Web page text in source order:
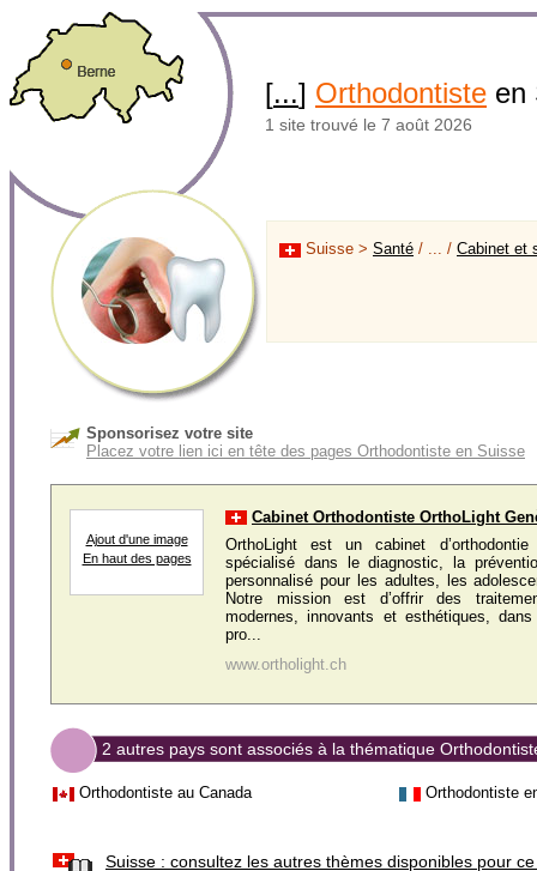
[...] Orthodontiste en
1 site trouvé le 7 août 2026
Suisse > Santé / ... / Cabinet et
Sponsorisez votre site
Placez votre lien ici en tête des pages Orthodontiste en Suisse
Ajout d'une image
En haut des pages
Cabinet Orthodontiste OrthoLight
OrthoLight est un cabinet
spécialisé dans le diagnostic, la
personnalisé pour les adultes, les
Notre mission est d’offrir des
modernes, innovants et esthétiques,
pro...
www.ortholight.ch
2 autres pays sont associés à la thématique
Orthodontiste au Canada Orthodontiste
Suisse : consultez les autres thèmes disponibles pour